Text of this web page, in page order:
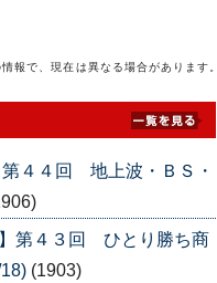
報で、現在は異なる場合があります。
第４４回 地上波・ＢＳ・
第４３回 ひとり勝ち商
(1903)